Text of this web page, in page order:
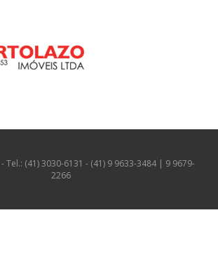
Tel.: (41) 3030-6131 - (41) 9 9633-3484 | 9 9679-
2266